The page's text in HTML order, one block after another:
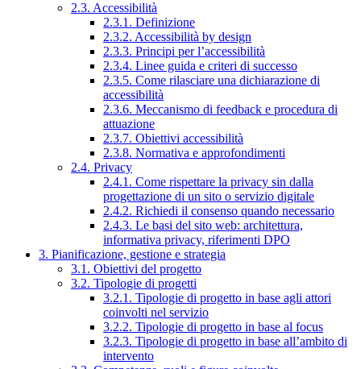
2.3. Accessibilità
2.3.1. Definizione
2.3.2. Accessibilità by design
2.3.3. Principi per l’accessibilità
2.3.4. Linee guida e criteri di successo
2.3.5. Come rilasciare una dichiarazione di
accessibilità
2.3.6. Meccanismo di feedback e procedura di
attuazione
2.3.7. Obiettivi accessibilità
2.3.8. Normativa e approfondimenti
2.4. Privacy
2.4.1. Come rispettare la privacy sin dalla
progettazione di un sito o servizio digitale
2.4.2. Richiedi il consenso quando necessario
2.4.3. Le basi del sito web: architettura,
informativa privacy, riferimenti DPO
3. Pianificazione, gestione e strategia
3.1. Obiettivi del progetto
3.2. Tipologie di progetti
3.2.1. Tipologie di progetto in base agli attori
coinvolti nel servizio
3.2.2. Tipologie di progetto in base al focus
3.2.3. Tipologie di progetto in base all’ambito di
intervento